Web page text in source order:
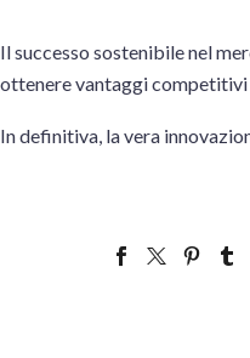
Il successo sostenibile nel
ottenere vantaggi competitivi
In definitiva, la vera